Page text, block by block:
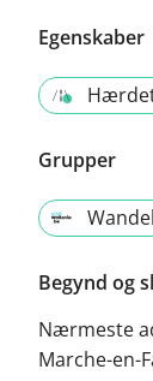
Egenskaber
Grupper
Begynd og
Nærmeste
Marche-en-